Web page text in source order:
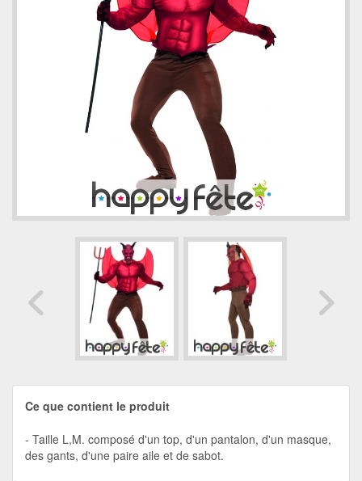
Ce que contient le produit
Taille L,M. composé d'un top, d'un pantalon, d'un masque,
des gants, d'une paire aile et de sabot.